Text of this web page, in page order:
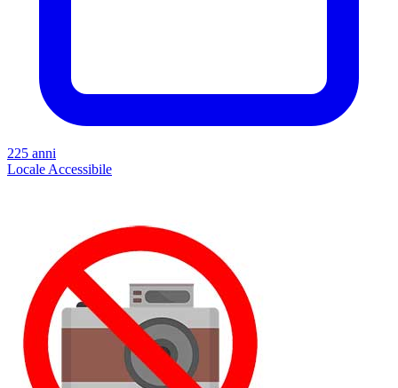
225 anni
Locale Accessibile